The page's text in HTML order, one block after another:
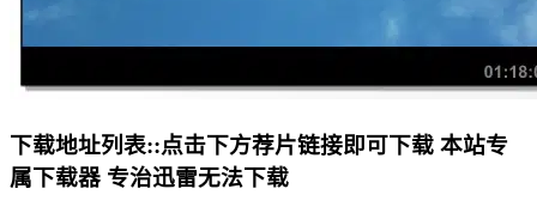
下载地址列表::点击下方荐片链接即可下载 本站专
属下载器 专治迅雷无法下载